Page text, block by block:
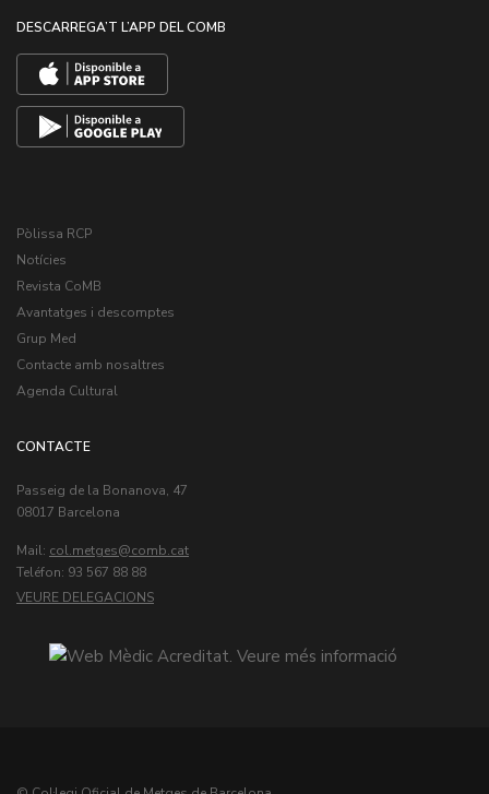
DESCARREGA’T L’APP DEL COMB
Pòlissa RCP
Notícies
Revista CoMB
Avantatges i descomptes
Grup Med
Contacte amb nosaltres
Agenda Cultural
CONTACTE
Passeig de la Bonanova, 47
08017 Barcelona
Mail: col.metges
Teléfon: 93 567 88 88
VEURE DELEGACIONS